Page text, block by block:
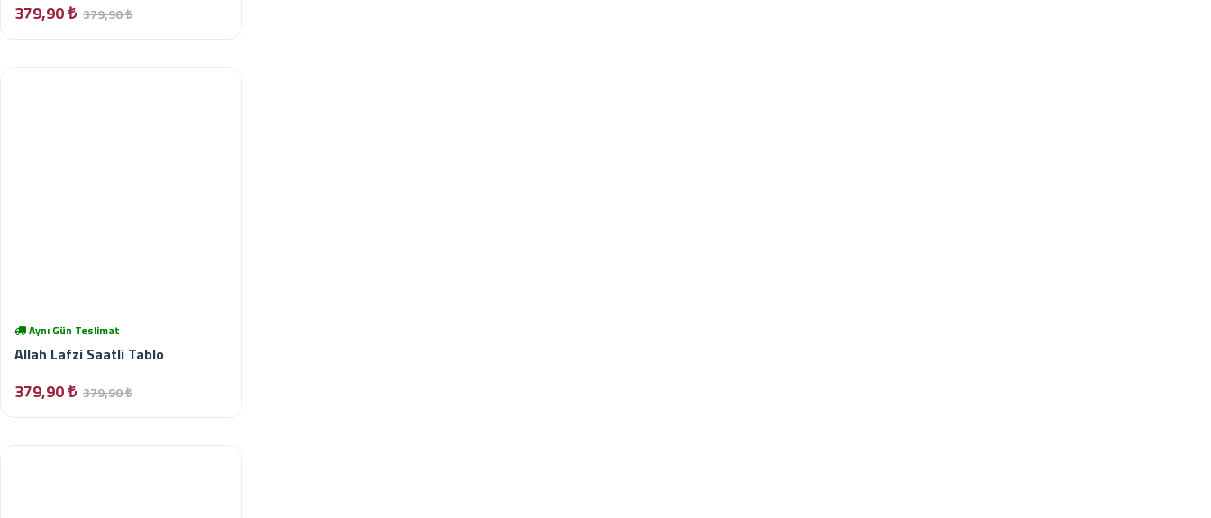
379,90 ₺ 379,90 ₺
Aynı Gün Teslimat
Allah Lafzi Saatli Tablo
379,90 ₺ 379,90 ₺